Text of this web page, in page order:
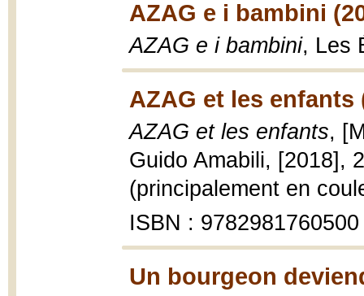
AZAG e i bambini
AZAG e i bambini, Les
AZAG et les enfants
AZAG et les enfants,
Guido Amabili, [2018],
(principalement en
ISBN : 9782981760500
Un bourgeon